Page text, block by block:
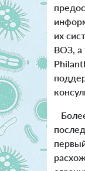
их
ВОЗ, а